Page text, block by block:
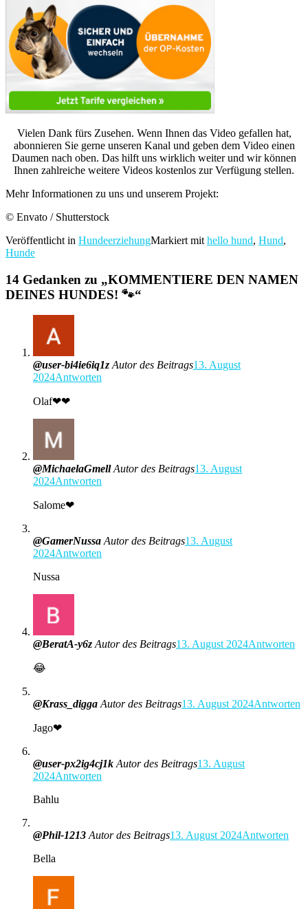
Vielen Dank fürs Zusehen. Wenn Ihnen das Video gefallen hat,
abonnieren Sie gerne unseren Kanal und geben dem Video einen
Daumen nach oben. Das hilft uns wirklich weiter und wir können
Ihnen zahlreiche weitere Videos kostenlos zur Verfügung stellen.
Mehr Informationen zu uns und unserem Projekt:
© Envato / Shutterstock
Veröffentlicht in HundeerziehungMarkiert mit hello hund, Hund,
Hunde
14 Gedanken zu „KOMMENTIERE DEN NAMEN
DEINES HUNDES! 🐾“
@user-bi4ie6iq1z Autor des Beitrags13. August
2024Antworten
Olaf❤❤
@MichaelaGmell Autor des Beitrags13. August
2024Antworten
Salome❤
@GamerNussa Autor des Beitrags13. August
2024Antworten
Nussa
@BeratA-y6z Autor des Beitrags13. August 2024Antworten
😂
@Krass_digga Autor des Beitrags13. August 2024Antworten
Jago❤
@user-px2ig4cj1k Autor des Beitrags13. August
2024Antworten
Bahlu
@Phil-1213 Autor des Beitrags13. August 2024Antworten
Bella